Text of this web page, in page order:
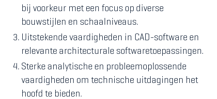
bij voorkeur met een focus op diverse
bouwstijlen en schaalniveaus.
Uitstekende vaardigheden in CAD-software en
relevante architecturale softwaretoepassingen.
Sterke analytische en probleemoplossende
vaardigheden om technische uitdagingen het
hoofd te bieden.